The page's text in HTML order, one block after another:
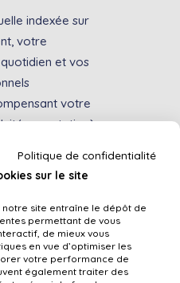
indexée sur
votre
et vos
votre
cooptation)
sur le
actionnaire de
Politique de confidentialité
sur le site
site entraîne le dépôt de
permettant de vous
de mieux vous
en vue d’optimiser les
votre performance de
également traiter des